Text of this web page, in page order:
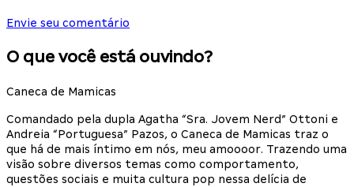
Envie seu comentário
O que você está ouvindo?
Caneca de Mamicas
Comandado pela dupla Agatha “Sra. Jovem Nerd” Ottoni e
Andreia “Portuguesa” Pazos, o Caneca de Mamicas traz o
que há de mais íntimo em nós, meu amoooor. Trazendo uma
visão sobre diversos temas como comportamento,
questões sociais e muita cultura pop nessa delícia de